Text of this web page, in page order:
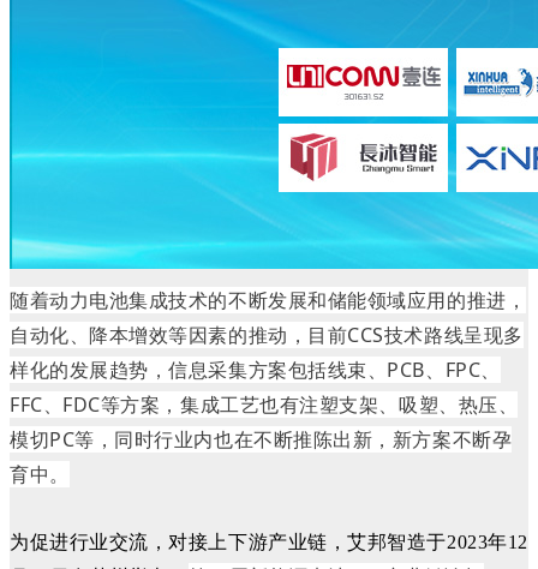
随着动力电池集成技术的不断发展和储能领域应用的推进，
自动化、降本增效等因素的推动，目前CCS技术路线呈现多
样化的发展趋势，信息采集方案包括线束、PCB、FPC、
FFC、FDC等方案，集成工艺也有注塑支架、吸塑、热压、
模切PC等，同时行业内也在不断推陈出新，新方案不断孕
育中。
为促进行业交流，对接上下游产业链，艾邦智造于2023年12